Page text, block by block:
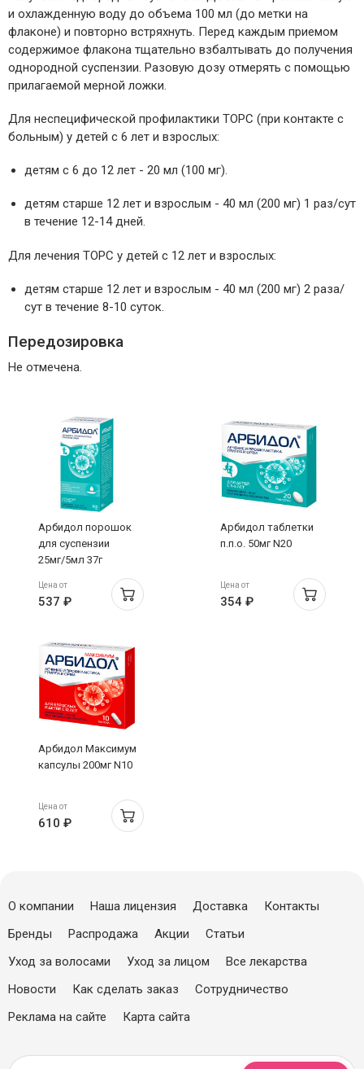
и охлажденную воду до объема 100 мл (до метки на
флаконе) и повторно встряхнуть. Перед каждым приемом
содержимое флакона тщательно взбалтывать до получения
однородной суспензии. Разовую дозу отмерять с помощью
прилагаемой мерной ложки.
Для неспецифической профилактики ТОРС (при контакте с
больным) у детей с 6 лет и взрослых:
детям с 6 до 12 лет - 20 мл (100 мг).
детям старше 12 лет и взрослым - 40 мл (200 мг) 1 раз/сут
в течение 12-14 дней.
Для лечения ТОРС у детей с 12 лет и взрослых:
детям старше 12 лет и взрослым - 40 мл (200 мг) 2 раза/
сут в течение 8-10 суток.
Передозировка
Не отмечена.
Арбидол порошок
для суспензии
25мг/5мл 37г
Цена от
537 ₽
Арбидол таблетки
п.п.о. 50мг N20
Цена от
354 ₽
Арбидол Максимум
капсулы 200мг N10
Цена от
610 ₽
О компании Наша лицензия Доставка
Контакты
Бренды
Распродажа Акции
Статьи
Уход за волосами
Уход за лицом
Все лекарства
Новости
Как сделать заказ
Сотрудничество
Реклама на сайте
Карта сайта